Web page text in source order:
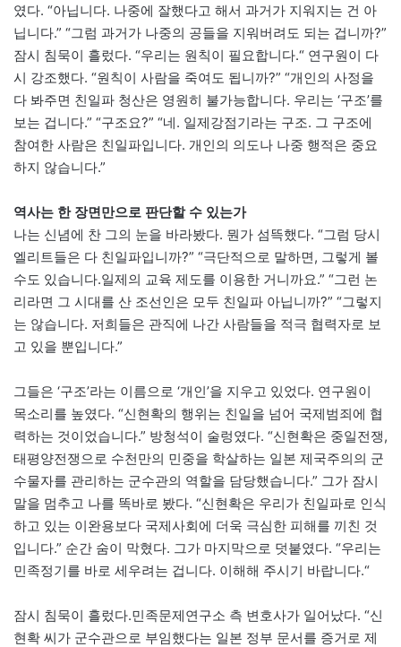
였다. “아닙니다. 나중에 잘했다고 해서 과거가 지워지는 건 아
닙니다.” “그럼 과거가 나중의 공들을 지워버려도 되는 겁니까?”
잠시 침묵이 흘렀다. “우리는 원칙이 필요합니다.“ 연구원이 다
시 강조했다. “원칙이 사람을 죽여도 됩니까?” “개인의 사정을
다 봐주면 친일파 청산은 영원히 불가능합니다. 우리는 ‘구조’를
보는 겁니다.” “구조요?” “네. 일제강점기라는 구조. 그 구조에
참여한 사람은 친일파입니다. 개인의 의도나 나중 행적은 중요
하지 않습니다.”
역사는 한 장면만으로 판단할 수 있는가
나는 신념에 찬 그의 눈을 바라봤다. 뭔가 섬뜩했다. “그럼 당시
엘리트들은 다 친일파입니까?” “극단적으로 말하면, 그렇게 볼
수도 있습니다.일제의 교육 제도를 이용한 거니까요.” “그런 논
리라면 그 시대를 산 조선인은 모두 친일파 아닙니까?” “그렇지
는 않습니다. 저희들은 관직에 나간 사람들을 적극 협력자로 보
고 있을 뿐입니다.”
그들은 ‘구조’라는 이름으로 ‘개인’을 지우고 있었다. 연구원이
목소리를 높였다. “신현확의 행위는 친일을 넘어 국제범죄에 협
력하는 것이었습니다.” 방청석이 술렁였다. “신현확은 중일전쟁,
태평양전쟁으로 수천만의 민중을 학살하는 일본 제국주의의 군
수물자를 관리하는 군수관의 역할을 담당했습니다.” 그가 잠시
말을 멈추고 나를 똑바로 봤다. “신현확은 우리가 친일파로 인식
하고 있는 이완용보다 국제사회에 더욱 극심한 피해를 끼친 것
입니다.” 순간 숨이 막혔다. 그가 마지막으로 덧붙였다. “우리는
민족정기를 바로 세우려는 겁니다. 이해해 주시기 바랍니다.“
잠시 침묵이 흘렀다.민족문제연구소 측 변호사가 일어났다. “신
현확 씨가 군수관으로 부임했다는 일본 정부 문서를 증거로 제